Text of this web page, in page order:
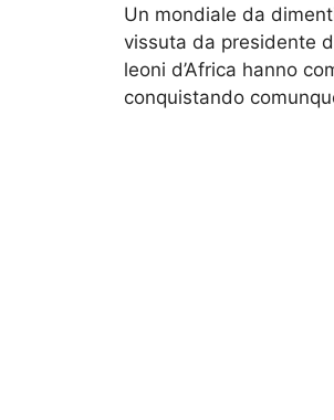
Un mondiale da
vissuta da presidente
leoni d’Africa hanno
conquistando